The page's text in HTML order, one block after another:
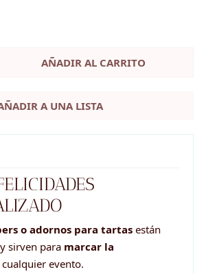
AÑADIR AL CARRITO
A UNA LISTA
o adornos para tartas están
sirven para marcar la
evento.